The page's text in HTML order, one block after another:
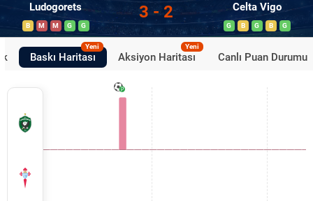
Ludogorets
B M M G G
3 - 2 Celta Vigo
G B G B G
Baskı Haritası
Yeni
Aksiyon Haritası
Yeni
Canlı Puan Durumu